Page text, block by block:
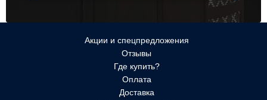
Акции и спецпредложения
Отзывы
Где купить?
Оплата
Доставка